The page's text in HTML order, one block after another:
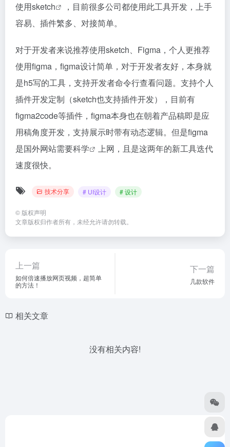
使用sketch
，目前很多公司都使用此工具开发，上手
容易、插件繁多、对接简单。
对于开发者来说推荐使用sketch、Figma，个人更推荐
使用figma，figma设计简单，对于开发者友好，本身就
是h5写的工具，支持开发者命令行查看问题。支持个人
插件开发定制（sketch也支持插件开发），目前有
figma2code等插件，figma本身也在朝着产品稿即是应
用稿角度开发，支持展示时带有动态逻辑。但是figma
是国外网站需要科学
上网，且是这两年的新工具迭代
速度很快。
技术分享 # UI设计 # 设计
© 版权声明
文章版权归作者所有，未经允许请勿转载。
上一篇
如何倍速播放网页视频，超简单
的方法！
下一篇
几款软件
相关文章
没有相关内容!